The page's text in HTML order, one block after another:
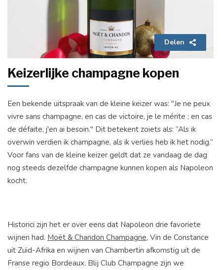
Delen
Keizerlijke champagne kopen
Een bekende uitspraak van de kleine keizer was: "Je ne peux
vivre sans champagne, en cas de victoire, je le mérite ; en cas
de défaite, j'en ai besoin." Dit betekent zoiets als: “Als ik
overwin verdien ik champagne, als ik verlies heb ik het nodig.”
Voor fans van de kleine keizer geldt dat ze vandaag de dag
nog steeds dezelfde champagne kunnen kopen als Napoleon
kocht.
Historici zijn het er over eens dat Napoleon drie favoriete
wijnen had. Moët & Chandon Champagne, Vin de Constance
uit Zuid-Afrika en wijnen van Chambertin afkomstig uit de
Franse regio Bordeaux. Blij Club Champagne zijn we